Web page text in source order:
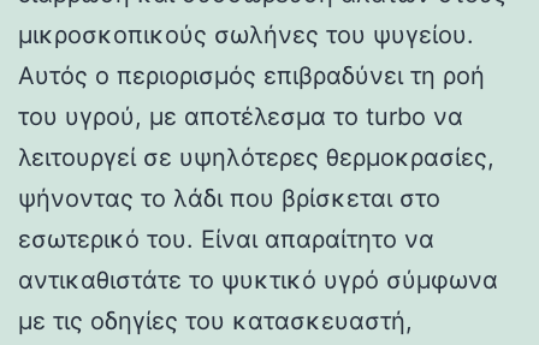
μικροσκοπικούς σωλήνες του ψυγείου.
Αυτός ο περιορισμός επιβραδύνει τη ροή
του υγρού, με αποτέλεσμα το turbo να
λειτουργεί σε υψηλότερες θερμοκρασίες,
ψήνοντας το λάδι που βρίσκεται στο
εσωτερικό του. Είναι απαραίτητο να
αντικαθιστάτε το ψυκτικό υγρό σύμφωνα
με τις οδηγίες του κατασκευαστή,